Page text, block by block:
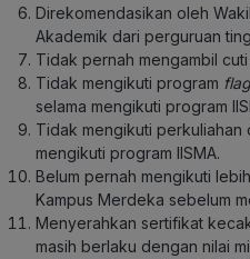
Direkomendasikan oleh
Akademik dari perguruan
Tidak pernah mengambil
Tidak mengikuti program
selama mengikuti program
Tidak mengikuti perkuliahan
mengikuti program IISMA.
Belum pernah mengikuti
Kampus Merdeka sebelum
Menyerahkan sertifikat
masih berlaku dengan nilai